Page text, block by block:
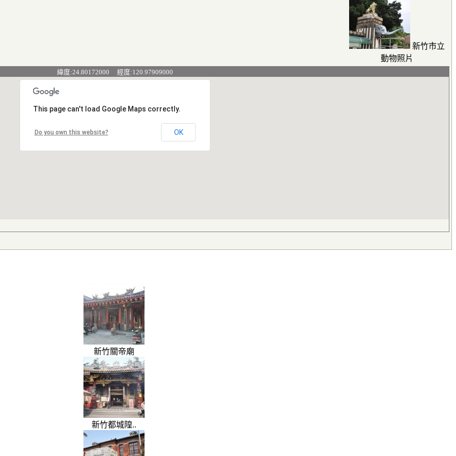
新竹市立
動物照片
緯度:24.80172000 經度:120.97909000
This page can't load Google Maps correctly.
Do you own this website? OK
新竹關帝廟
新竹都城隍..